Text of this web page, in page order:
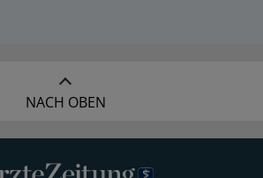
NACH OBEN